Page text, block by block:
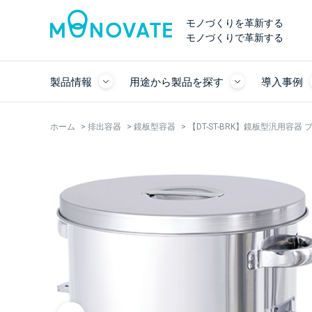
モノづくりを革新する
モノづくりで革新する
製品情報 用途から製品を探す 導入事例
ホーム > 排出容器 > 鏡板型容器 > 【DT-ST-BRK】鏡板型汎用容器